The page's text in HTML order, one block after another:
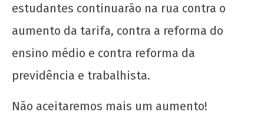
estudantes continuarão na rua contra o
aumento da tarifa, contra a reforma do
ensino médio e contra reforma da
previdência e trabalhista.
Não aceitaremos mais um aumento!